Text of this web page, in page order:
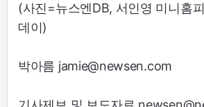
(사진=뉴스엔DB, 서인영 미니홈
데이)
박아름 jamie@newsen.com